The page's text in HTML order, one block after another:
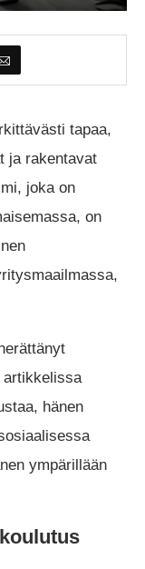
tapaa,
ja rakentavat
joka on
on
artikkelissa
hänen
ympärillään